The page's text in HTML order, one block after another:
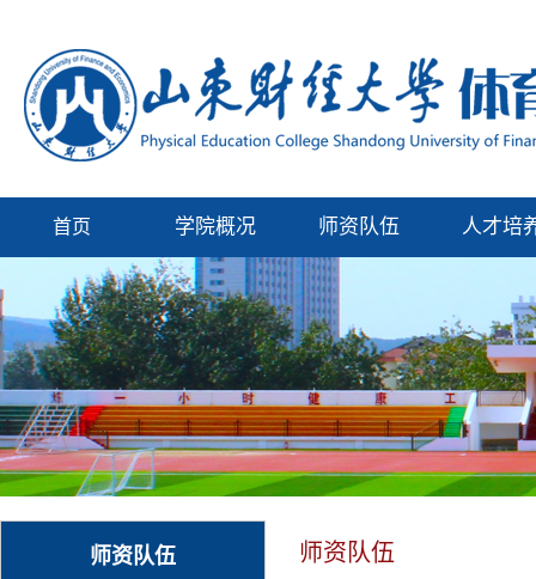
首页 学院概况 师资队伍 人才培
师资队伍 师资队伍